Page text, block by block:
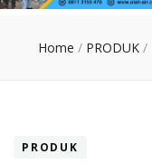
Home / PRODUK /
PRODUK